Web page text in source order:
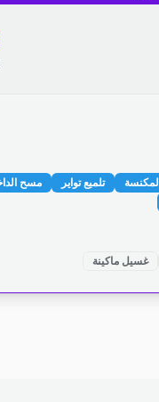
تلميع تواير
مسح
غسيل ماكينة